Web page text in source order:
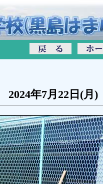
2024年7月22日(月)